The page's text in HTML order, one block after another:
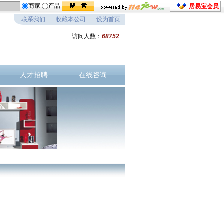
商家 产品
居易宝会员
设为首页
收藏本公司
联系我们
访问人数： 68752
人才招聘 在线咨询